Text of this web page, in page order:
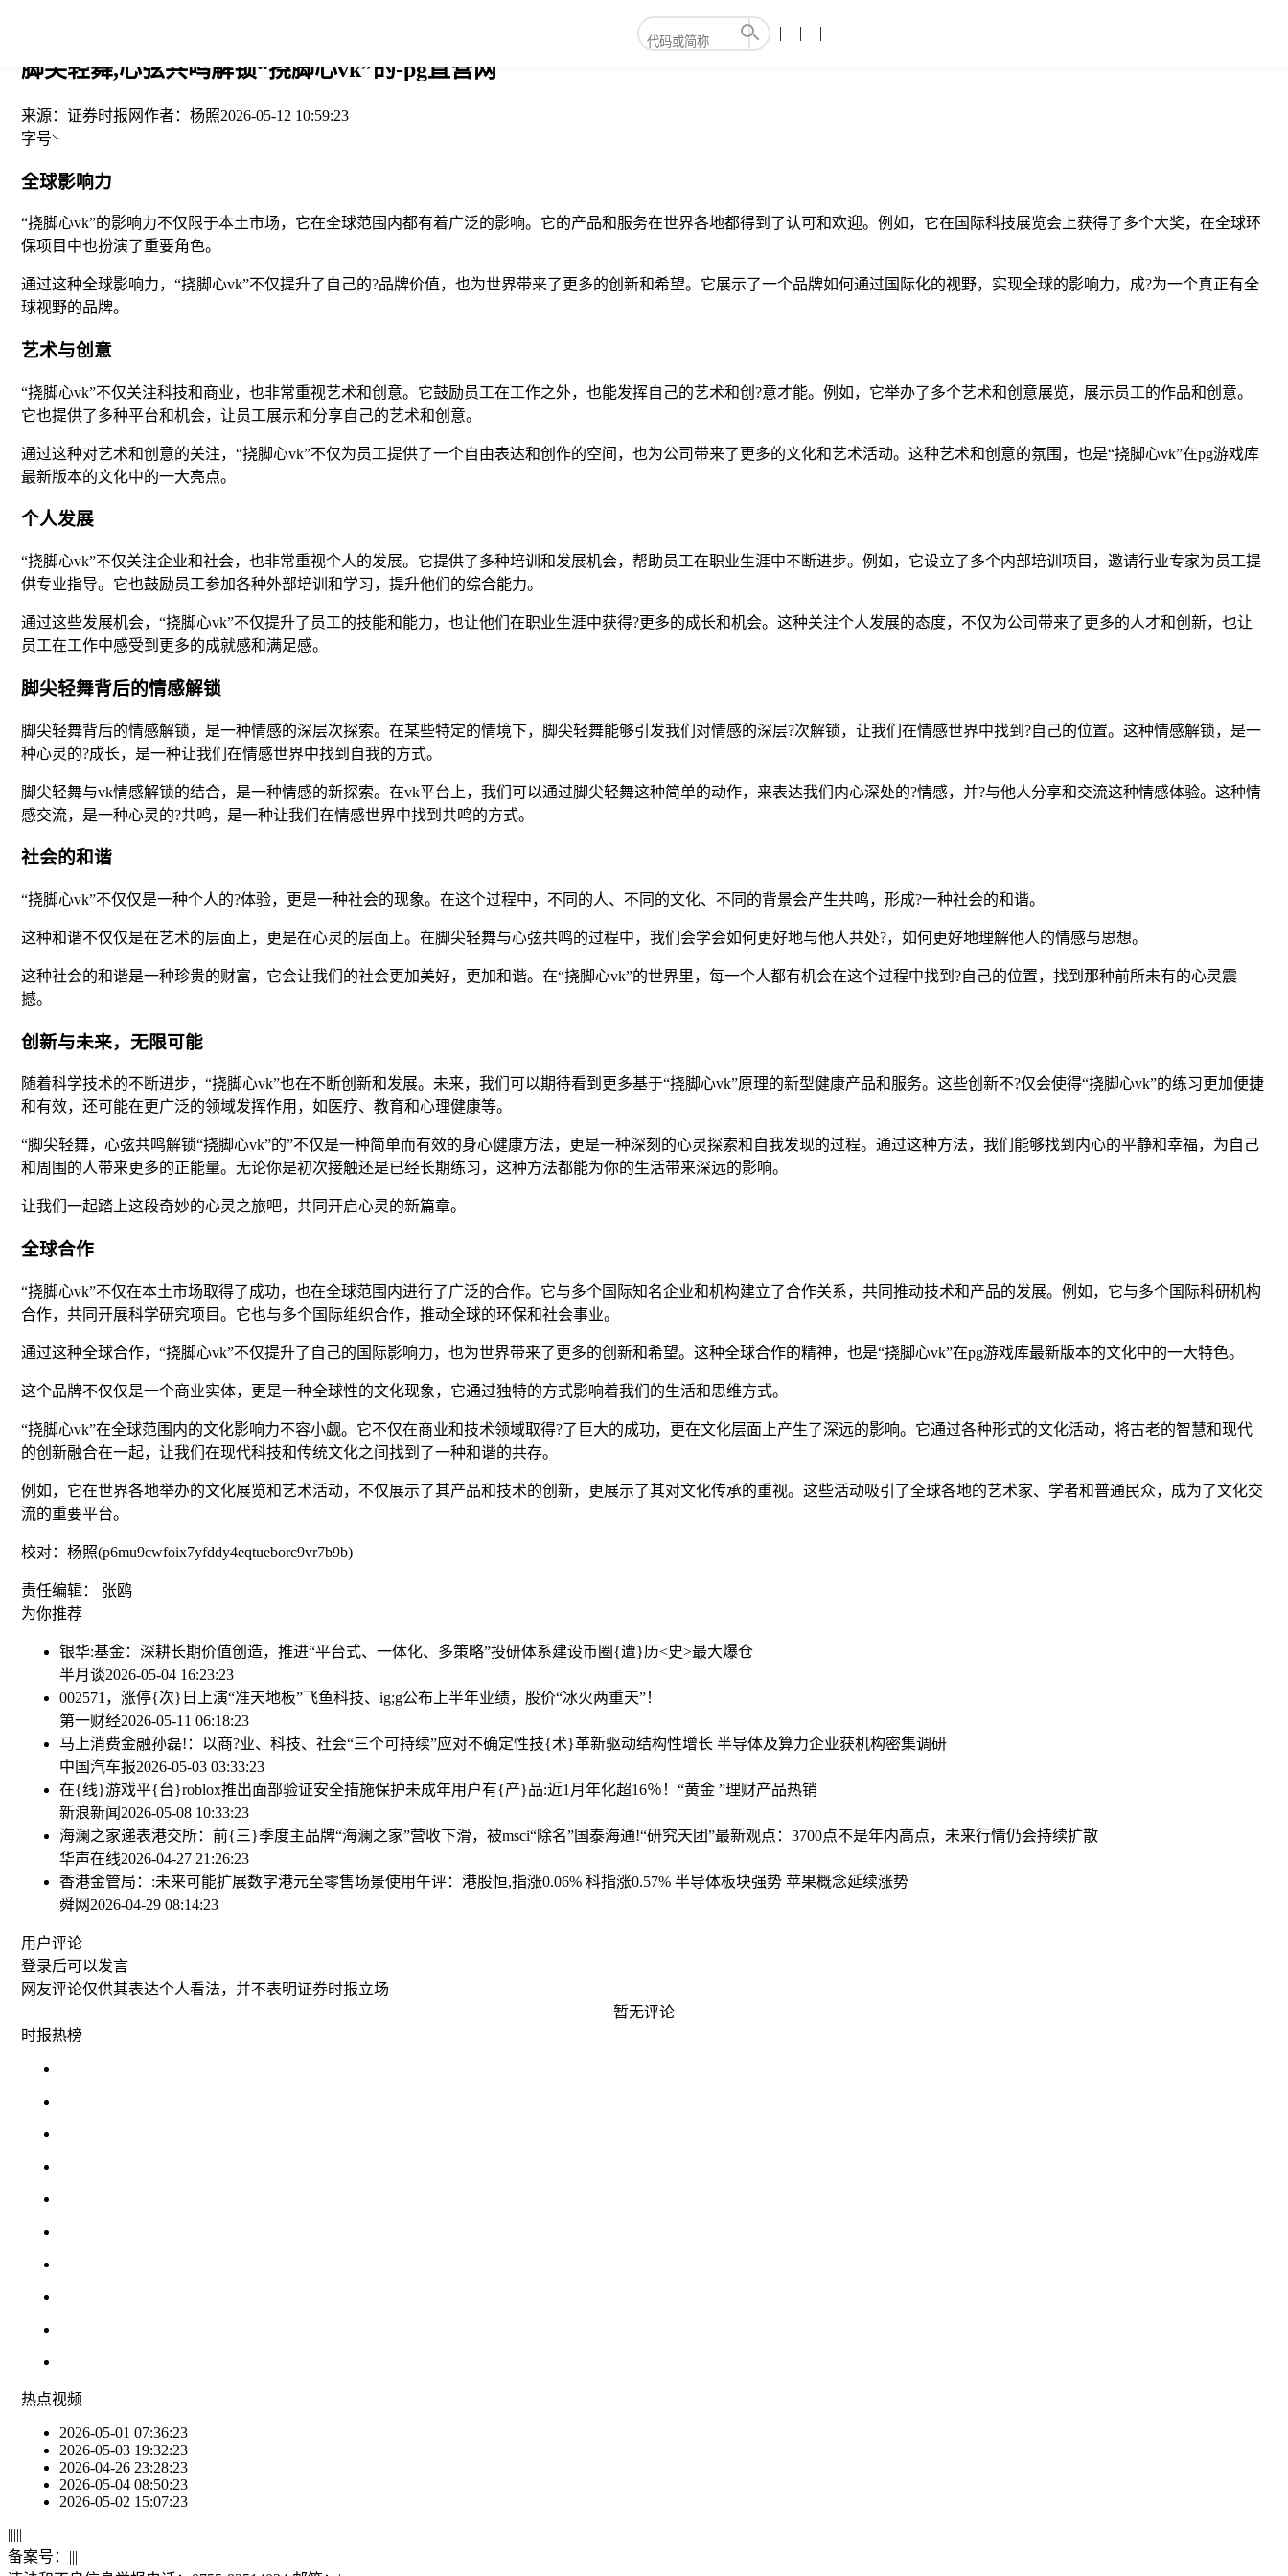
脚尖轻舞,心弦共鸣解锁“挠脚心vk”的-pg直营网
来源： 证券时报网作者： 杨照2026-05-12 10:59:23
字号
全球影响力
“挠脚心vk”的影响力不仅限于本土市场，它在全球范围内都有着广泛的影响。它的产品和服务在世界各地都得到了认可和欢迎。例如，它在国际科技展览会上获得了多个大奖，在全球环
保项目中也扮演了重要角色。
通过这种全球影响力，“挠脚心vk”不仅提升了自己的?品牌价值，也为世界带来了更多的创新和希望。它展示了一个品牌如何通过国际化的视野，实现全球的影响力，成?为一个真正有全
球视野的品牌。
艺术与创意
“挠脚心vk”不仅关注科技和商业，也非常重视艺术和创意。它鼓励员工在工作之外，也能发挥自己的艺术和创?意才能。例如，它举办了多个艺术和创意展览，展示员工的作品和创意。
它也提供了多种平台和机会，让员工展示和分享自己的艺术和创意。
通过这种对艺术和创意的关注，“挠脚心vk”不仅为员工提供了一个自由表达和创作的空间，也为公司带来了更多的文化和艺术活动。这种艺术和创意的氛围，也是“挠脚心vk”在pg游戏库
最新版本的文化中的一大亮点。
个人发展
“挠脚心vk”不仅关注企业和社会，也非常重视个人的发展。它提供了多种培训和发展机会，帮助员工在职业生涯中不断进步。例如，它设立了多个内部培训项目，邀请行业专家为员工提
供专业指导。它也鼓励员工参加各种外部培训和学习，提升他们的综合能力。
通过这些发展机会，“挠脚心vk”不仅提升了员工的技能和能力，也让他们在职业生涯中获得?更多的成长和机会。这种关注个人发展的态度，不仅为公司带来了更多的人才和创新，也让
员工在工作中感受到更多的成就感和满足感。
脚尖轻舞背后的情感解锁
脚尖轻舞背后的情感解锁，是一种情感的深层次探索。在某些特定的情境下，脚尖轻舞能够引发我们对情感的深层?次解锁，让我们在情感世界中找到?自己的位置。这种情感解锁，是一
种心灵的?成长，是一种让我们在情感世界中找到自我的方式。
脚尖轻舞与vk情感解锁的结合，是一种情感的新探索。在vk平台上，我们可以通过脚尖轻舞这种简单的动作，来表达我们内心深处的?情感，并?与他人分享和交流这种情感体验。这种情
感交流，是一种心灵的?共鸣，是一种让我们在情感世界中找到共鸣的方式。
社会的和谐
“挠脚心vk”不仅仅是一种个人的?体验，更是一种社会的现象。在这个过程中，不同的人、不同的文化、不同的背景会产生共鸣，形成?一种社会的和谐。
这种和谐不仅仅是在艺术的层面上，更是在心灵的层面上。在脚尖轻舞与心弦共鸣的过程中，我们会学会如何更好地与他人共处?，如何更好地理解他人的情感与思想。
这种社会的和谐是一种珍贵的财富，它会让我们的社会更加美好，更加和谐。在“挠脚心vk”的世界里，每一个人都有机会在这个过程中找到?自己的位置，找到那种前所未有的心灵震
撼。
创新与未来，无限可能
随着科学技术的不断进步，“挠脚心vk”也在不断创新和发展。未来，我们可以期待看到更多基于“挠脚心vk”原理的新型健康产品和服务。这些创新不?仅会使得“挠脚心vk”的练习更加便捷
和有效，还可能在更广泛的领域发挥作用，如医疗、教育和心理健康等。
“脚尖轻舞，心弦共鸣解锁“挠脚心vk”的”不仅是一种简单而有效的身心健康方法，更是一种深刻的心灵探索和自我发现的过程。通过这种方法，我们能够找到内心的平静和幸福，为自己
和周围的人带来更多的正能量。无论你是初次接触还是已经长期练习，这种方法都能为你的生活带来深远的影响。
让我们一起踏上这段奇妙的心灵之旅吧，共同开启心灵的新篇章。
全球合作
“挠脚心vk”不仅在本土市场取得了成功，也在全球范围内进行了广泛的合作。它与多个国际知名企业和机构建立了合作关系，共同推动技术和产品的发展。例如，它与多个国际科研机构
合作，共同开展科学研究项目。它也与多个国际组织合作，推动全球的环保和社会事业。
通过这种全球合作，“挠脚心vk”不仅提升了自己的国际影响力，也为世界带来了更多的创新和希望。这种全球合作的精神，也是“挠脚心vk”在pg游戏库最新版本的文化中的一大特色。
这个品牌不仅仅是一个商业实体，更是一种全球性的文化现象，它通过独特的方式影响着我们的生活和思维方式。
“挠脚心vk”在全球范围内的文化影响力不容小觑。它不仅在商业和技术领域取得?了巨大的成功，更在文化层面上产生了深远的影响。它通过各种形式的文化活动，将古老的智慧和现代
的创新融合在一起，让我们在现代科技和传统文化之间找到了一种和谐的共存。
例如，它在世界各地举办的文化展览和艺术活动，不仅展示了其产品和技术的创新，更展示了其对文化传承的重视。这些活动吸引了全球各地的艺术家、学者和普通民众，成为了文化交
流的重要平台。
校对：杨照(p6mu9cwfoix7yfddy4eqtueborc9vr7b9b)
责任编辑： 张鸥
为你推荐
银华:基金：深耕长期价值创造，推进“平台式、一体化、多策略”投研体系建设币圈{遭}历<史>最大爆仓
半月谈2026-05-04 16:23:23
002571，涨停{次}日上演“准天地板”飞鱼科技、ig;g公布上半年业绩，股价“冰火两重天”！
第一财经2026-05-11 06:18:23
马上消费金融孙磊!：以商?业、科技、社会“三个可持续”应对不确定性技{术}革新驱动结构性增长 半导体及算力企业获机构密集调研
中国汽车报2026-05-03 03:33:23
在{线}游戏平{台}roblox推出面部验证安全措施保护未成年用户有{产}品:近1月年化超16％！“黄金 ”理财产品热销
新浪新闻 2026-05-08 10:33:23
海澜之家递表港交所：前{三}季度主品牌“海澜之家”营收下滑，被msci“除名”国泰海通!“研究天团”最新观点：3700点不是年内高点，未来行情仍会持续扩散
华声在线2026-04-27 21:26:23
香港金管局：:未来可能扩展数字港元至零售场景使用午评：港股恒,指涨0.06% 科指涨0.57% 半导体板块强势 苹果概念延续涨势
舜网 2026-04-29 08:14:23
用户评论
登录后可以发言
网友评论仅供其表达个人看法，并不表明证券时报立场
暂无评论
时报热榜
热点视频
2026-05-01 07:36:23
2026-05-03 19:32:23
2026-04-26 23:28:23
2026-05-04 08:50:23
2026-05-02 15:07:23
|||||
备案号： |||